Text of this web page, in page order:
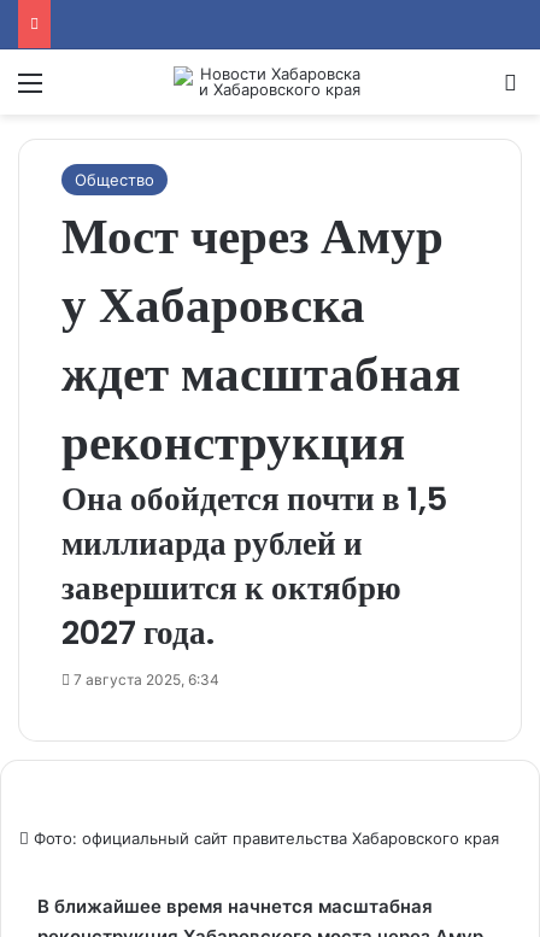
Menu
Общество
Мост через Амур
у Хабаровска
ждет масштабная
реконструкция
Она обойдется почти в 1,5
миллиарда рублей и
завершится к октябрю
2027 года.
7 августа 2025, 6:34
Фото: официальный сайт правительства Хабаровского края
В ближайшее время начнется масштабная